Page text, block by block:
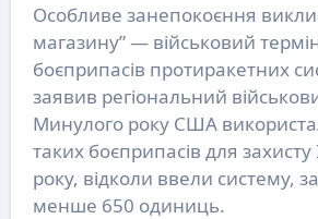
Особливе занепокоєння
магазину” — військовий
боєприпасів протиракетних
заявив регіональний
Минулого року США
таких боєприпасів для захисту
року, відколи ввели систему,
менше 650 одиниць.